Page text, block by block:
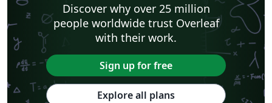
Discover why over 25 million
people worldwide trust Overleaf
with their work.
Sign up for free
Explore all plans